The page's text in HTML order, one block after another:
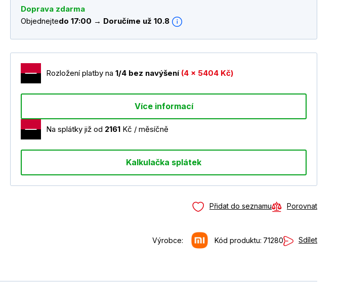
Doprava zdarma
Objednejtedo 17:00 → Doručíme už 10.8
Rozložení platby na 1/4 bez navýšení (4 x 5404 Kč)
Více informací
Na splátky již od 2161 Kč / měsíčně
Kalkulačka splátek
Přidat do seznamu Porovnat
Výrobce: Kód produktu: 71280 Sdílet